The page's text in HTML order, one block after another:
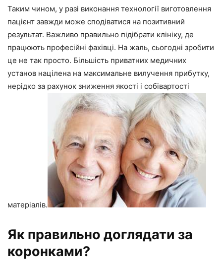
Таким чином, у разі виконання технології виготовлення
пацієнт завжди може сподіватися на позитивний
результат. Важливо правильно підібрати клініку, де
працюють професійні фахівці. На жаль, сьогодні зробити
це не так просто. Більшість приватних медичних
установ націлена на максимальне вилучення прибутку,
нерідко за рахунок зниження якості і собівартості
матеріалів.
Як правильно доглядати за
коронками?